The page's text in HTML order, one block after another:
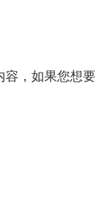
容，如果您想要